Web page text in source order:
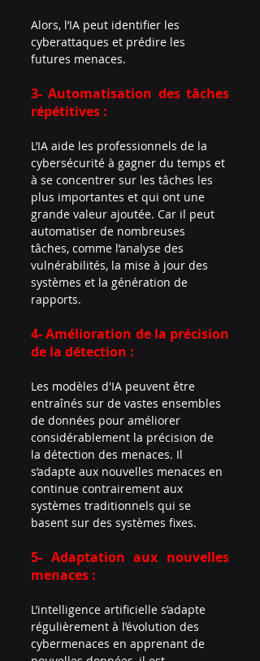
Alors, l’IA peut identifier les
cyberattaques et prédire les
futures menaces.
3- Automatisation des tâches
répétitives :
L’IA aide les professionnels de la
cybersécurité à gagner du temps et
à se concentrer sur les tâches les
plus importantes et qui ont une
grande valeur ajoutée. Car il peut
automatiser de nombreuses
tâches, comme l’analyse des
vulnérabilités, la mise à jour des
systèmes et la génération de
rapports.
4- Amélioration de la précision
de la détection :
Les modèles d'IA peuvent être
entraînés sur de vastes ensembles
de données pour améliorer
considérablement la précision de
la détection des menaces. Il
s’adapte aux nouvelles menaces en
continue contrairement aux
systèmes traditionnels qui se
basent sur des systèmes fixes.
5- Adaptation aux nouvelles
menaces :
L’intelligence artificielle s’adapte
régulièrement à l’évolution des
cybermenaces en apprenant de